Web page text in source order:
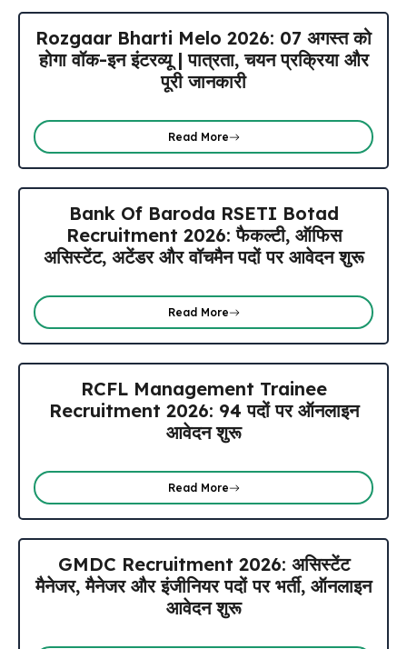
Rozgaar Bharti Melo 2026: 07 अगस्त को
होगा वॉक-इन इंटरव्यू | पात्रता, चयन प्रक्रिया और
पूरी जानकारी
Read More
Bank Of Baroda RSETI Botad
Recruitment 2026: फैकल्टी, ऑफिस
असिस्टेंट, अटेंडर और वॉचमैन पदों पर आवेदन शुरू
Read More
RCFL Management Trainee
Recruitment 2026: 94 पदों पर ऑनलाइन
आवेदन शुरू
Read More
GMDC Recruitment 2026: असिस्टेंट
मैनेजर, मैनेजर और इंजीनियर पदों पर भर्ती, ऑनलाइन
आवेदन शुरू